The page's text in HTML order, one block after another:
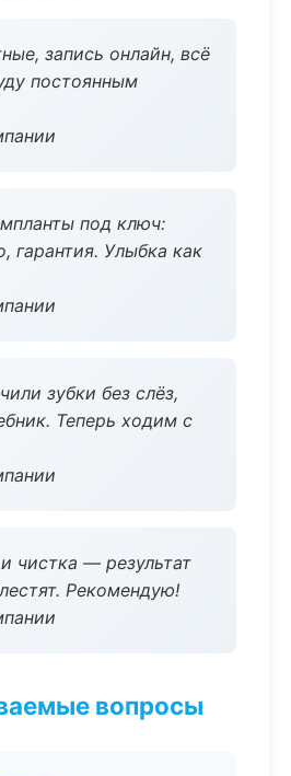
запись онлайн, всё
постоянным
под ключ:
гарантия. Улыбка как
зубки без слёз,
Теперь ходим с
чистка — результат
Рекомендую!
вопросы